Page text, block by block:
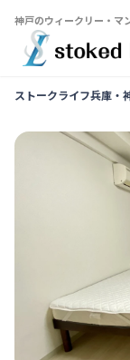
神戸のウィークリー・マ
ストークライフ兵庫・